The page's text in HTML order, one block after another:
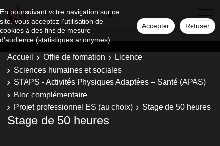
En poursuivant votre navigation sur ce
site, vous acceptez l'utilisation de
cookies à des fins de mesure
d'audience (statistiques anonymes).
Accepter Refuser
Accueil Offre de formation
Licence
Sciences humaines et sociales
STAPS - Activités Physiques Adaptées – Santé (APAS)
Bloc complémentaire
Projet professionnel ES (au choix)
Stage de 50 heures
Stage de 50 heures